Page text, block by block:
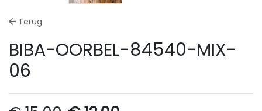
Terug
BIBA-OORBEL-84540-MIX-
06